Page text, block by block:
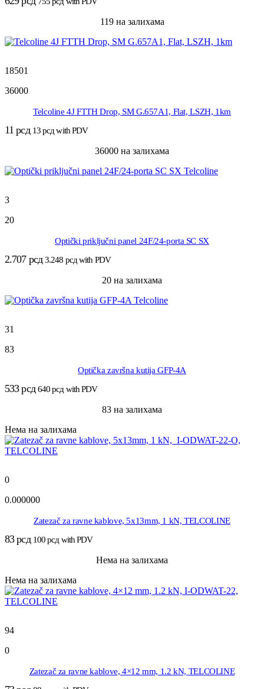
119 на залихама
18501
36000
Telcoline 4J FTTH Drop, SM G.657A1, Flat, LSZH, 1km
11рсд 13рсдwith PDV
36000 на залихама
3
20
Optički priključni panel 24F/24-porta SC SX
2.707 рсд 3.248 рсдwith PDV
20 на залихама
31
83
Optička završna kutija GFP-4A
533рсд 640рсдwith PDV
83 на залихама
Нема на залихама
0
0.000000
Zatezač za ravne kablove, 5x13mm, 1 kN, TELCOLINE
83рсд 100рсдwith PDV
Нема на залихама
Нема на залихама
94
0
Zatezač za ravne kablove, 4×12 mm, 1.2 kN, TELCOLINE